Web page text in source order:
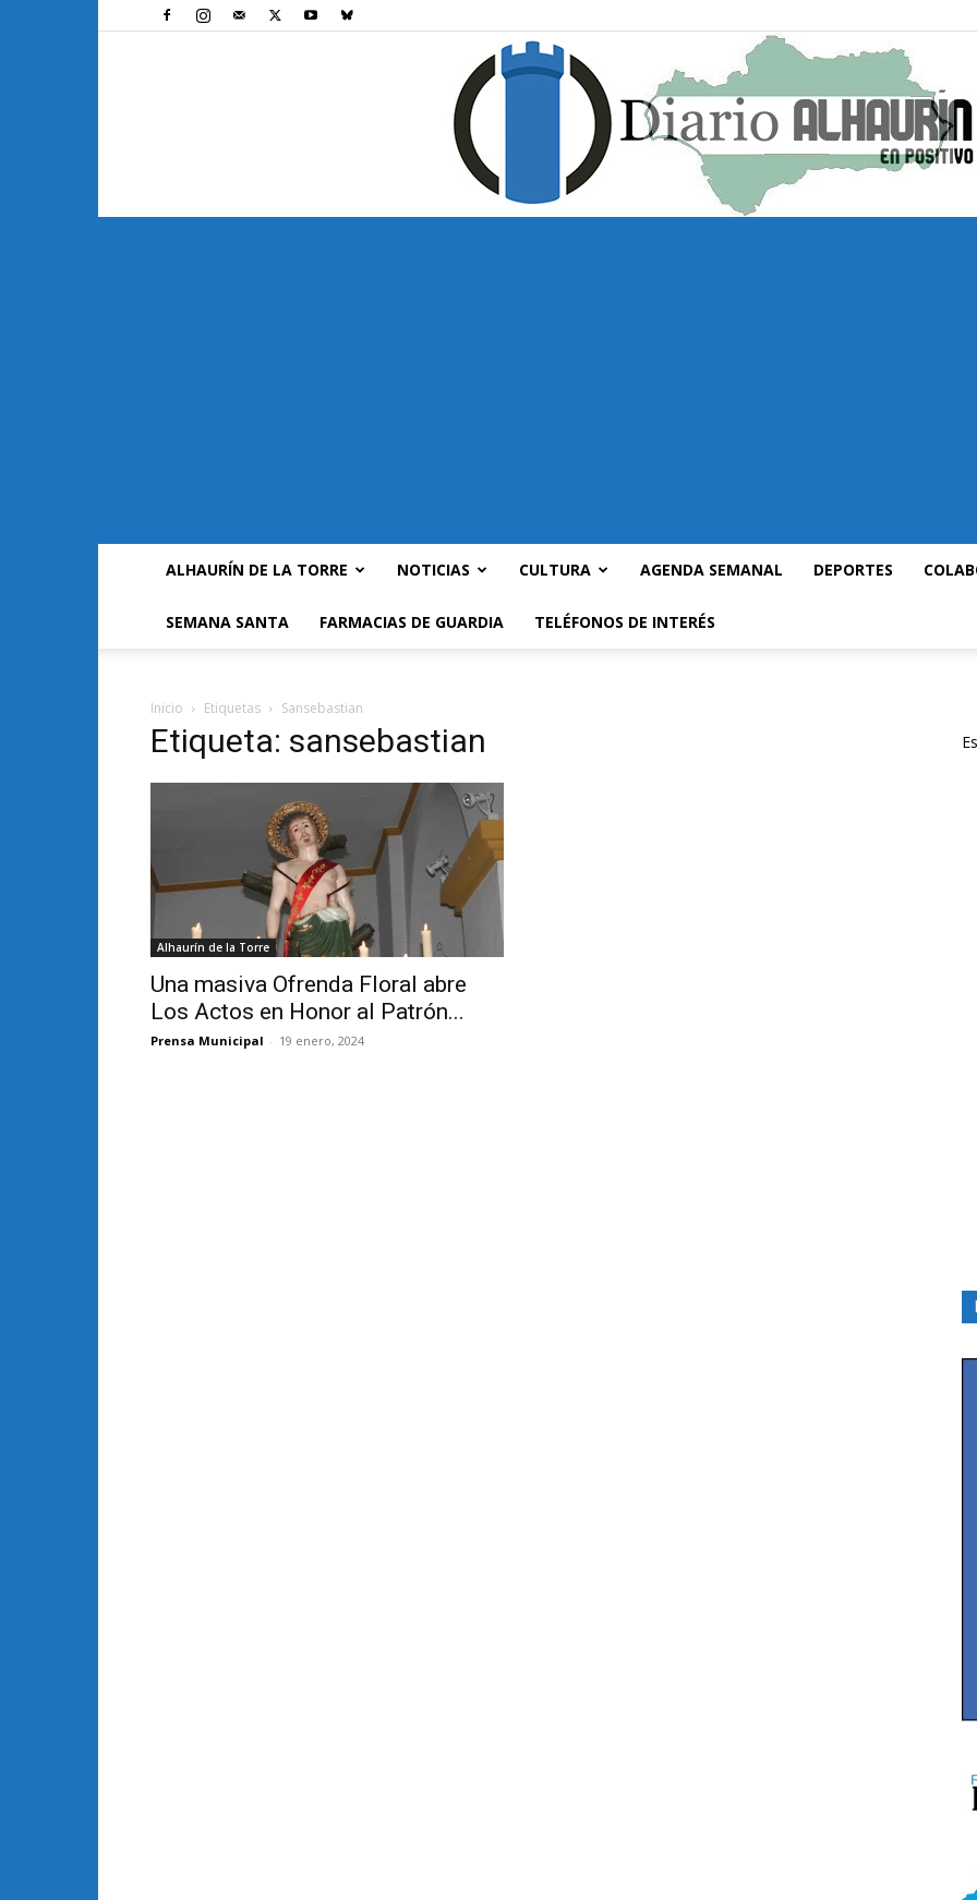
ALHAURÍN DE LA TORRE NOTICIAS CULTURA AGENDA SEMANAL DEPORTES
SEMANA SANTA FARMACIAS DE GUARDIA TELÉFONOS DE INTERÉS
Inicio Etiquetas Sansebastian
Etiqueta: sansebastian
Alhaurín de la Torre
Una masiva Ofrenda Floral abre
Los Actos en Honor al Patrón...
Prensa Municipal - 19 enero, 2024